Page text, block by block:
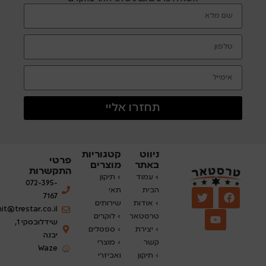
תחזרו אליי
ניווט
באתר
› עמוד
הבית
› אודות
טרסטאר
› יצירת
קשר
› תיקון
קטגוריות
מוצרים
› תיקון
תאי
שירותים
›לוקרים
› ספסלים
› מוצרי
ואביזרי
פרטי
התקשרות
072-395-
7167
שידלובסקי 1,
יבנה
Waze